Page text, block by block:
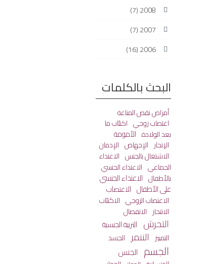
2008
(7)
2007
(7)
2006
(16)
البحث بالكلمات
أمراض نقص المناعة
اغتصاب زوجي اكتئاب ما
بعد الولادة الأمومة
الإتجار الإجهاض الإدمان
الاشتغال بالجنس الاعتداء
الجماعي الاعتداء الجنسي
بالأطفال الاعتداء الجنسي
على الأطفال الاغتصاب
الاغتصاب الزوجي الاكتئاب
الانتحار الانفصال
التحرش التربية الجنسية
التمييز التنمر الجسد
الجسم الجنس